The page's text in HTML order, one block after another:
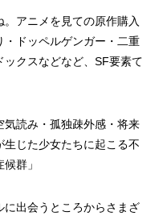
アニメを見ての原作購入
ドッペルゲンガー・二重
クスなどなど、SF要素て
気読み・孤独疎外感・将来
じた少女たちに起こる不
群」
出会うところからさまざ